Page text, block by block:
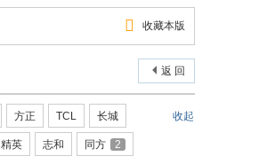
收藏本版
返 回
收起
方正 TCL 长城
精英 志和 同方 2